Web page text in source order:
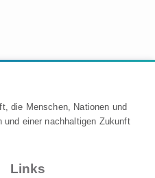
die Menschen, Nationen und
und einer nachhaltigen Zukunft
Links